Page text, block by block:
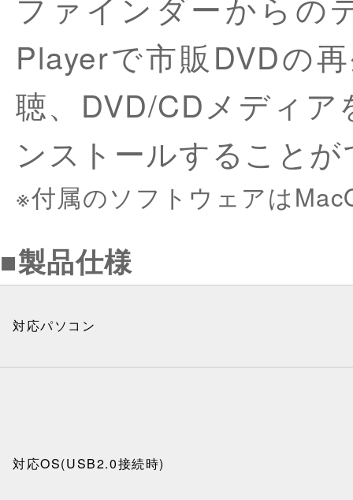
Playerで市販DVDの
聴、DVD/CDメディ
ンストールすること
※付属のソフトウェアは
■製品仕様
対応パソコン
対応OS(USB2.0接続時)